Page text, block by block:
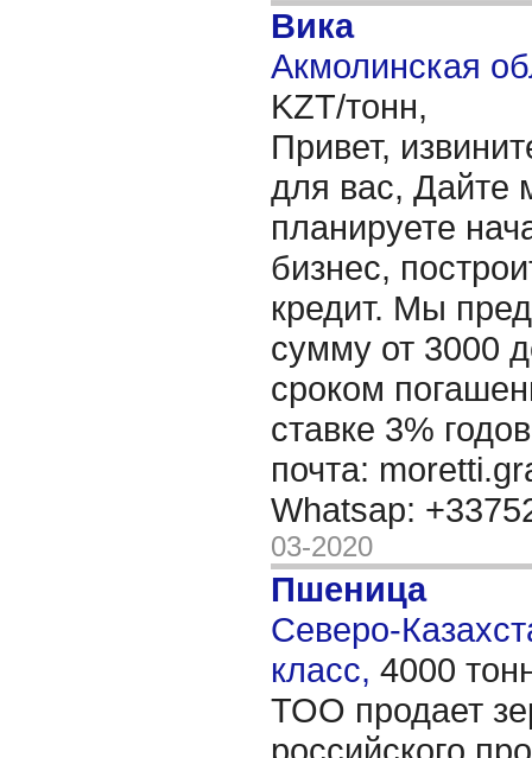
Вика
Акмолинская
KZT/тонн,
Привет,
для вас, Дайте
планируете
бизнес,
кредит. Мы
сумму от 3000
сроком
ставке 3%
почта:
Whatsap:
03-2020
Пшеница
Северо-
класс, 4000
ТОО продает